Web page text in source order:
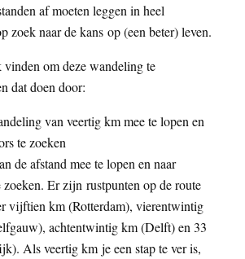
af moeten leggen in heel
zoek naar de kans op (een beter) leven.
vinden om deze wandeling te
dat doen door:
van veertig km mee te lopen en
te zoeken
de afstand mee te lopen en naar
zoeken. Er zijn rustpunten op de route
vijftien km (Rotterdam), vierentwintig
achtentwintig km (Delft) en 33
Als veertig km je een stap te ver is,